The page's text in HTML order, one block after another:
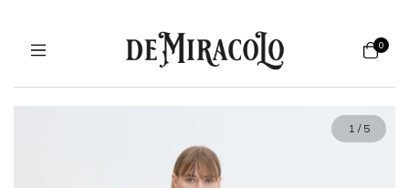
0
1 / 5